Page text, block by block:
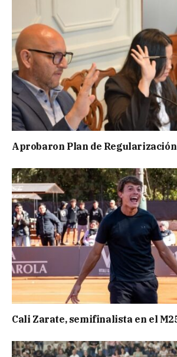
Aprobaron Plan de Regularización
Cali Zarate, semifinalista en el